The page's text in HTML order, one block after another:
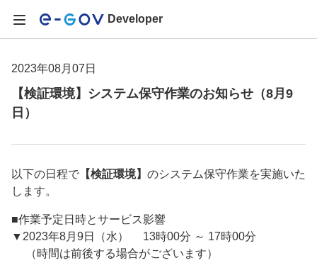
Developer
2023年08月07日
【検証環境】システム保守作業のお知らせ（8月9
日）
以下の日程で 【検証環境】 のシステム保守作業を実施いた
します。
■作業予定日時とサービス影響
▼2023年8月9日（水） 13時00分 ～ 17時00分
（時間は前後する場合がございます）